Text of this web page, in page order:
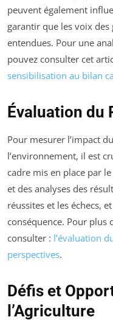
peuvent également
garantir que les voix
entendues. Pour une
pouvez consulter cet
sensibilisation au bilan
Évaluation du
Pour mesurer l’impact
l’environnement, il est
cadre mis en place par le
et des analyses des
réussites et les échecs,
conséquence. Pour plus
consulter : l’évaluation
perspectives.
Défis et
l’Agriculture